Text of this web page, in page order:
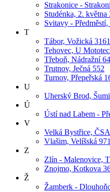
Strakonice -
Studénka, 2. května
Svitavy -
T
Tábor, Vožická 3161
Tehovec, U
Třeboň, Nádražní
Trutnov, Ječná 552
Turnov, Přepeřská
U
Uherský Brod,
Ú
Ústí nad Labem -
V
Velká Bystřice,
Vlašim, Velíšská 971
Z
Zlín - Malenovice,
Znojmo, Kotkova
Ž
Žamberk -